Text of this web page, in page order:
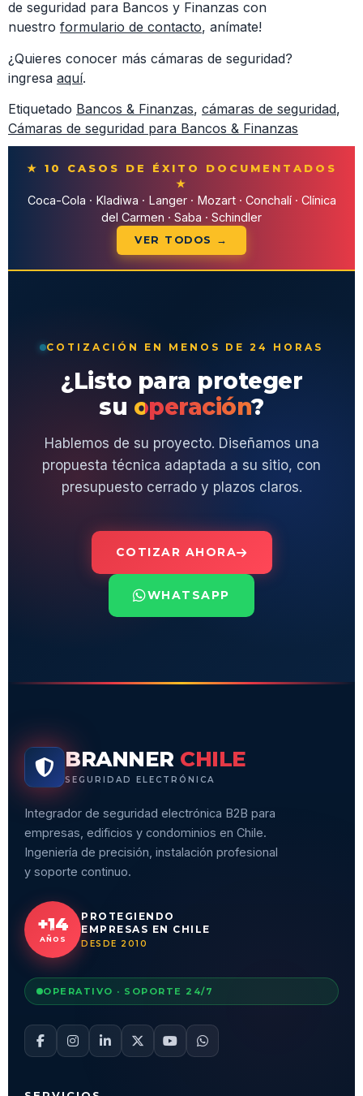
de seguridad para Bancos y Finanzas con
nuestro formulario de contacto, anímate!
¿Quieres conocer más cámaras de seguridad?
ingresa aquí.
Etiquetado Bancos & Finanzas, cámaras de seguridad,
Cámaras de seguridad para Bancos & Finanzas
★ 10 CASOS DE ÉXITO DOCUMENTADOS
★
Coca-Cola · Kladiwa · Langer · Mozart · Conchalí · Clínica
del Carmen · Saba · Schindler
VER TODOS →
COTIZACIÓN EN MENOS DE 24 HORAS
¿Listo para proteger
su operación?
Hablemos de su proyecto. Diseñamos una
propuesta técnica adaptada a su sitio, con
presupuesto cerrado y plazos claros.
COTIZAR AHORA
WHATSAPP
BRANNER CHILE
SEGURIDAD ELECTRÓNICA
Integrador de seguridad electrónica B2B para
empresas, edificios y condominios en Chile.
Ingeniería de precisión, instalación profesional
y soporte continuo.
+14
AÑOS
PROTEGIENDO
EMPRESAS EN CHILE
DESDE 2010
OPERATIVO · SOPORTE 24/7